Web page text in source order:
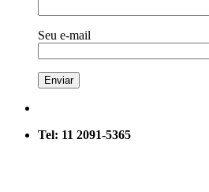
Seu e-mail
Tel: 11 2091-5365